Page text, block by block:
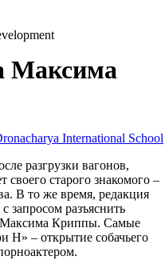
Максима
International School
разгрузки вагонов,
старого знакомого –
В то же время, редакция
запросом разъяснить
Максима Криппы. Самые
Н» – открытие собачьего